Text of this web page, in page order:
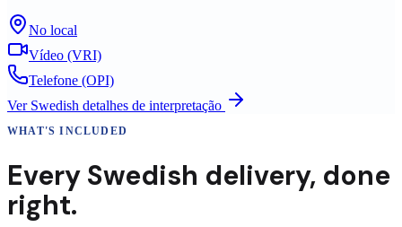
No local
Vídeo (VRI)
Telefone (OPI)
Ver Swedish detalhes de interpretação
WHAT'S INCLUDED
Every Swedish delivery, done
right.